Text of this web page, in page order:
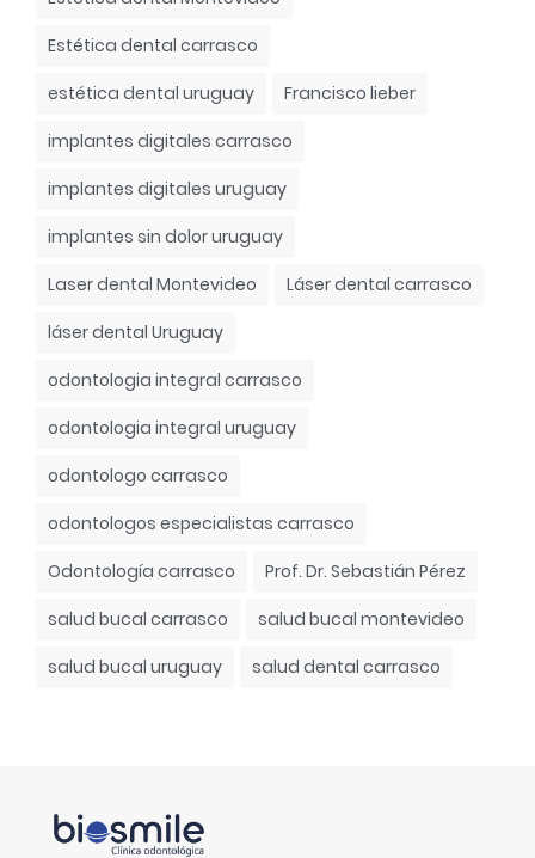
Estética dental carrasco
estética dental uruguay
Francisco lieber
implantes digitales carrasco
implantes digitales uruguay
implantes sin dolor uruguay
Laser dental Montevideo
Láser dental carrasco
láser dental Uruguay
odontologia integral carrasco
odontologia integral uruguay
odontologo carrasco
odontologos especialistas carrasco
Odontología carrasco
Prof. Dr. Sebastián Pérez
salud bucal carrasco
salud bucal montevideo
salud bucal uruguay
salud dental carrasco